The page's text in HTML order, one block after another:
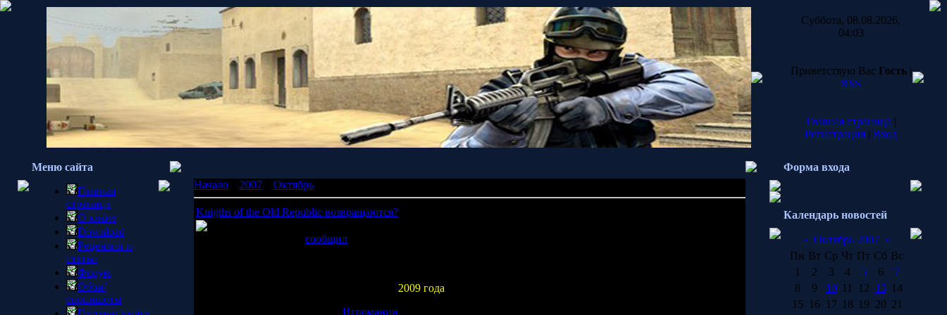
Суббота, 08.08.2026,
04:03
Приветствую Вас Гость|
RSS
Главная страница |
Регистрация | Вход
Меню сайта
Главная
страница
О клане
Download
Рецензии и
статьи
Форум
Обои/
скриншоты
Начало 2007 Октябрь
Knigths of the Old Republic возвращаются?
сообщил
2009 года
Игромании
Форма входа
Календарь новостей
« Октябрь 2007 »
Пн Вт Ср Чт Пт Сб Вс
1
2 3 4 5 6
7
8
9 10 11 12 13 14
15
16 17 18 19 20 21